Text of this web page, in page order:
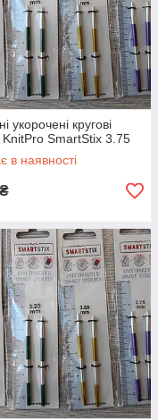
укорочені кругові
KnitPro SmartStix 3.75
в наявності
₴